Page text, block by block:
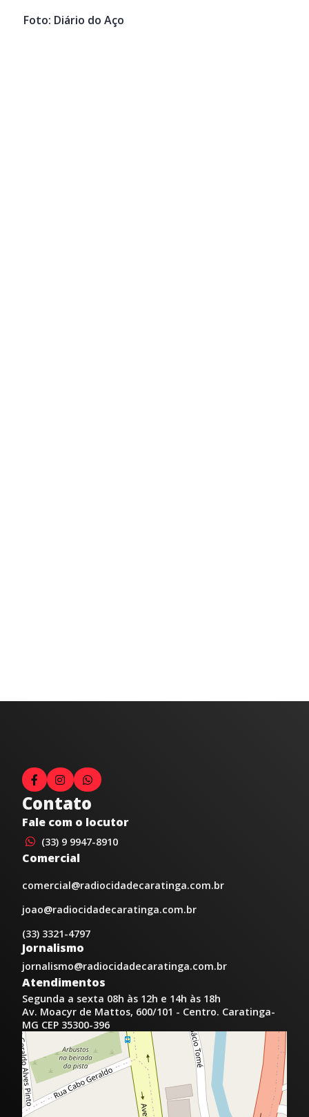
Foto: Diário do Aço
Contato
Fale com o locutor
(33) 9 9947-8910
Comercial
comercial@radiocidadecaratinga.com.br
joao@radiocidadecaratinga.com.br
(33) 3321-4797
Jornalismo
jornalismo@radiocidadecaratinga.com.br
Atendimentos
Segunda a sexta 08h às 12h e 14h às 18h
Av. Moacyr de Mattos, 600/101 - Centro. Caratinga-
MG CEP 35300-396